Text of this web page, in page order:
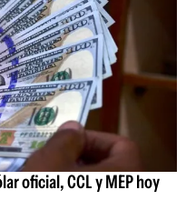
oficial, CCL y MEP hoy